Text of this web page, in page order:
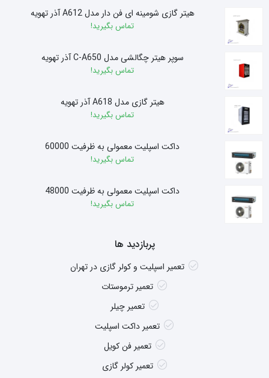
هیتر گازی شومینه ای فن دار مدل A612 آذر تهویه
تماس بگیرید!
سوپر هیتر چگالشی مدل C-A650 آذر تهویه
تماس بگیرید!
هیتر گازی مدل A618 آذر تهویه
تماس بگیرید!
داکت اسپلیت معمولی به ظرفیت 60000
تماس بگیرید!
داکت اسپلیت معمولی به ظرفیت 48000
تماس بگیرید!
پربازدید ها
تعمیر اسپلیت و کولر گازی در تهران
تعمیر ترموستات
تعمیر چیلر
تعمیر داکت اسپلیت
تعمیر فن کویل
تعمیر کولر گازی